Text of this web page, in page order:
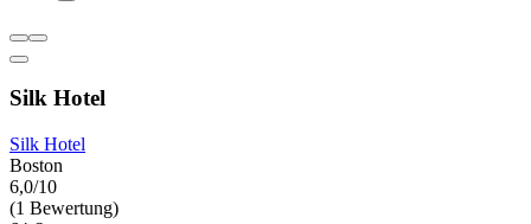
Silk Hotel
Silk Hotel
Boston
6,0/10
(1 Bewertung)